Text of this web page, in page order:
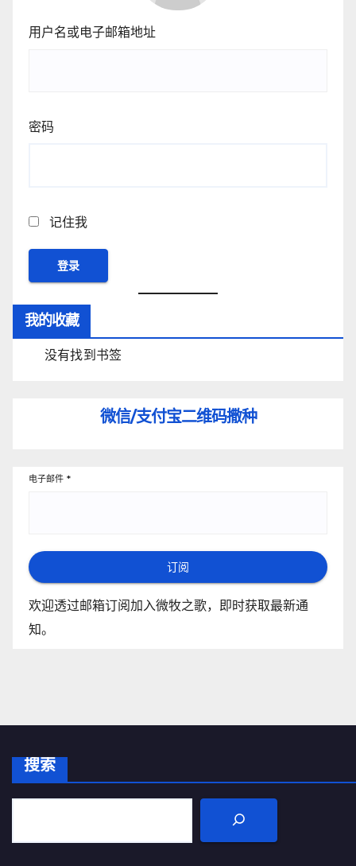
用户名或电子邮箱地址
密码
记住我
我的收藏
没有找到书签
微信/支付宝二维码撒种
电子邮件 *
订阅
欢迎透过邮箱订阅加入微牧之歌，即时获取最新通
知。
搜索